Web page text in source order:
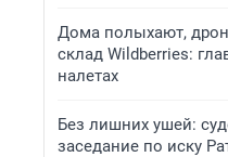
Дома полыхают,
склад Wildberries:
налетах
Без лишних ушей:
заседание по иску